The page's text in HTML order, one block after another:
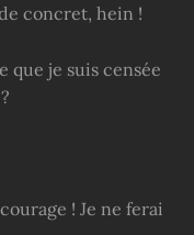
concret, hein !
que je suis censée
! Je ne ferai